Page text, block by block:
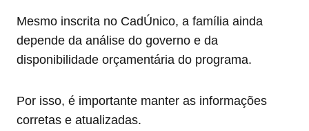
Mesmo inscrita no CadÚnico, a família ainda
depende da análise do governo e da
disponibilidade orçamentária do programa.
Por isso, é importante manter as informações
corretas e atualizadas.